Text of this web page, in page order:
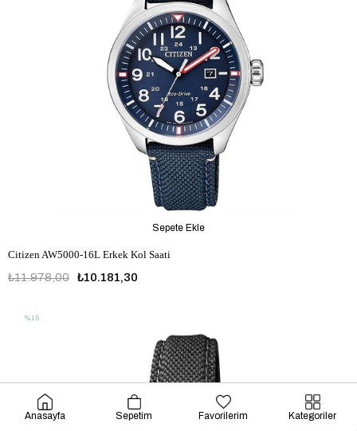
Citizen AW5000-16L Erkek Kol Saati
₺10.181,30
₺11.978,00
Sepete Ekle
%15
Anasayfa Sepetim Favorilerim Kategoriler